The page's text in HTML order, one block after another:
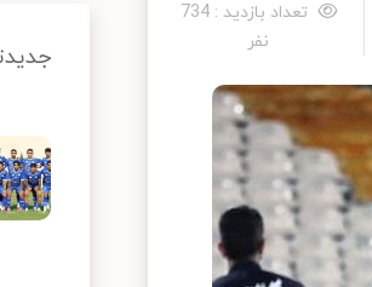
تعداد بازدید : 734
نفر